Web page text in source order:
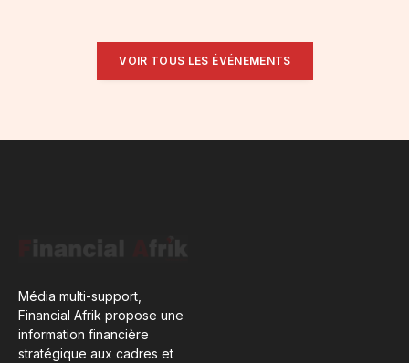
VOIR TOUS LES ÉVÉNEMENTS
Média multi-support,
Financial Afrik propose une
information financière
stratégique aux cadres et